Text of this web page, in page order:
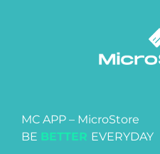
MC APP – MicroStore
BE BETTER EVERYDAY